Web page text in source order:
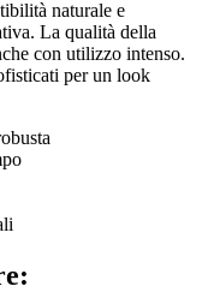
naturale e
La qualità della
con utilizzo intenso.
per un look